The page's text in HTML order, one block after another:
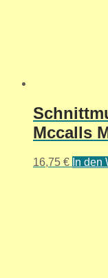
Mccalls
16,75 € In den